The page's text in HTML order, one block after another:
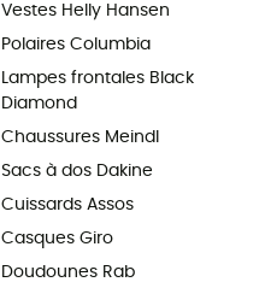
Vestes Helly Hansen
Polaires Columbia
Lampes frontales Black
Diamond
Chaussures Meindl
Sacs à dos Dakine
Cuissards Assos
Casques Giro
Doudounes Rab